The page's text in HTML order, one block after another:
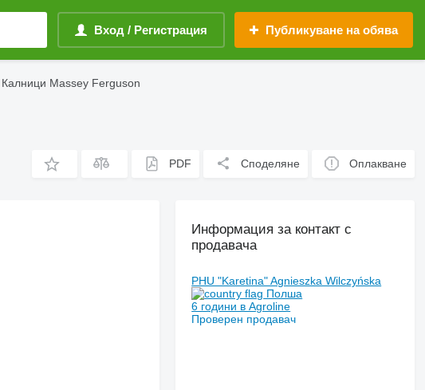
Вход / Регистрация Публикуване на обява
Калници Massey Ferguson
PDF Споделяне Оплакване
Информация за контакт с
продавача
PHU "Karetina" Agnieszka Wilczyńska
Полша
6 години в Agroline
Проверен продавач